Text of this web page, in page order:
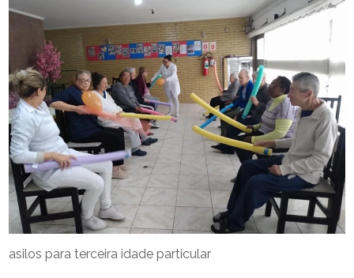
asilos para terceira idade particular